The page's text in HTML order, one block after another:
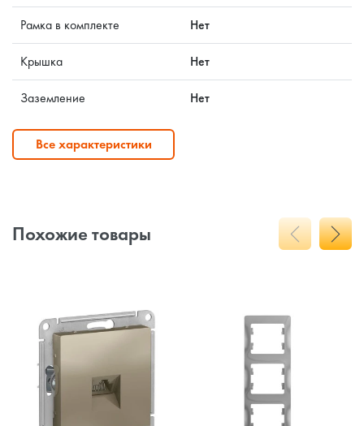
Рамка в комплекте Нет
Крышка Нет
Заземление Нет
Все характеристики
Похожие товары